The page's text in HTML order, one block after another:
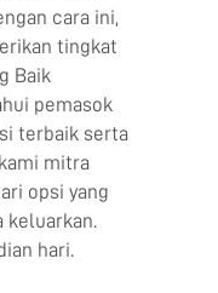
cara ini,
tingkat
Baik
pemasok
terbaik serta
mitra
opsi yang
keluarkan.
hari.